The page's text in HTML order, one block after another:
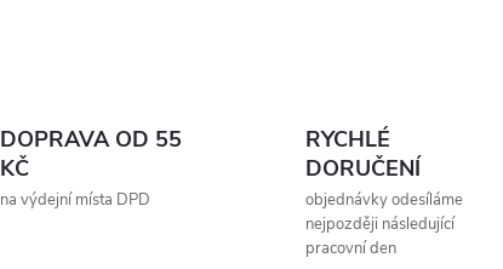
DOPRAVA OD 55
KČ
na výdejní místa DPD
RYCHLÉ
DORUČENÍ
objednávky odesíláme
nejpozději následující
pracovní den